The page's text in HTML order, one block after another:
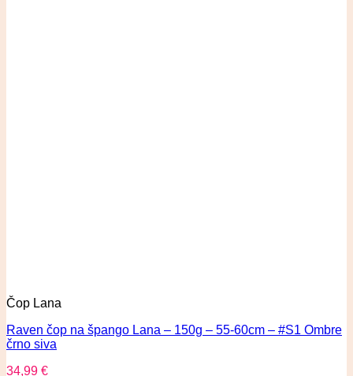
Čop Lana
Raven čop na špango Lana – 150g – 55-60cm – #S1 Ombre
črno siva
34,99 €